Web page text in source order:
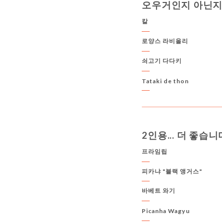
오우거인지 아닌
칼
로양스 라비올리
쇠고기 다다키
Tataki de thon
2인용... 더 좋습니
프라임립
피카냐 "블랙 앵거스"
바베트 와기
Picanha Wagyu